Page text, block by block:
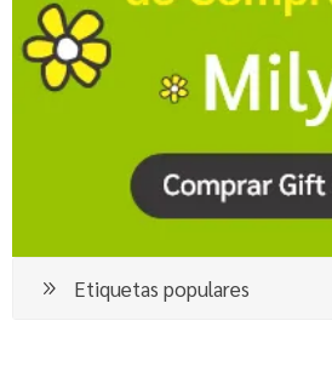
Etiquetas populares